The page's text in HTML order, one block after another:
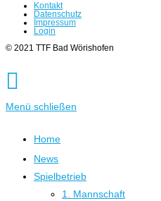
Kontakt
Datenschutz
Impressum
Login
© 2021 TTF Bad Wörishofen
Menü schließen
Home
News
Spielbetrieb
1. Mannschaft